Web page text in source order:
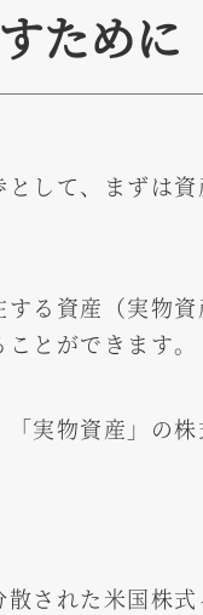
ために
して、まずは
る資産（実物
とができます。
実物資産」の株
された米国株